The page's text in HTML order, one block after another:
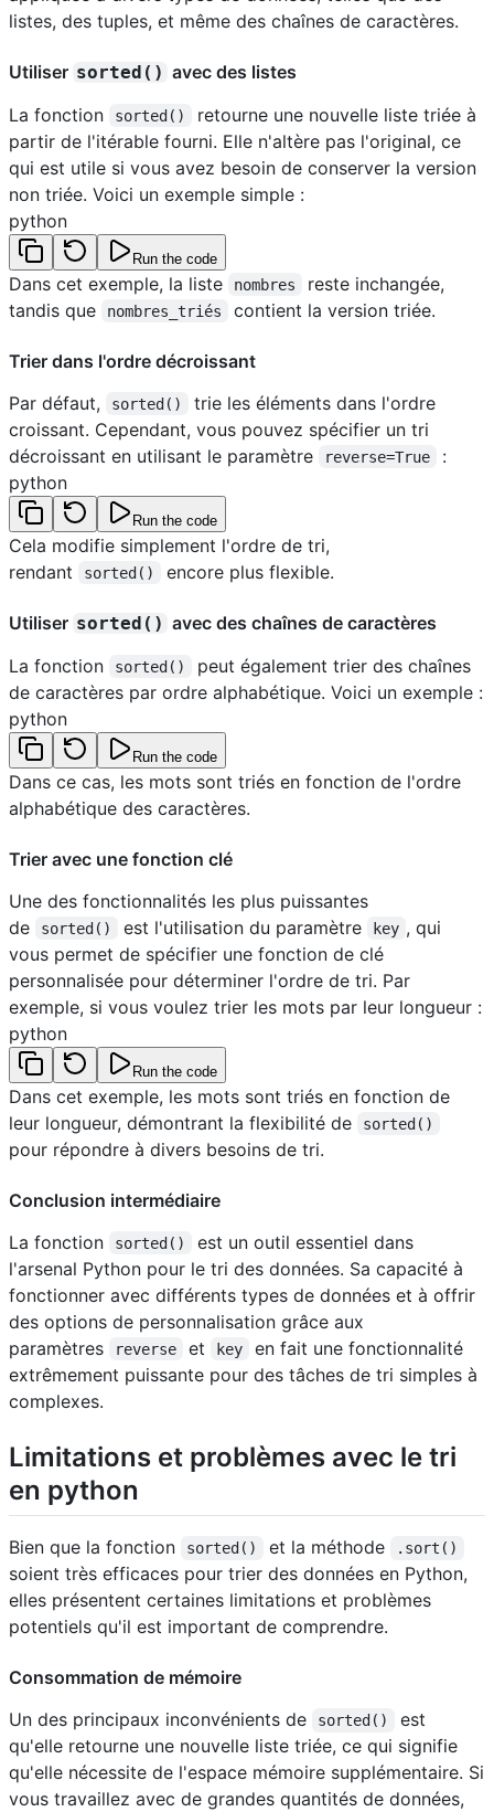
listes, des tuples, et même des chaînes de caractères.
Utiliser sorted() avec des listes
La fonction
sorted()
retourne une nouvelle liste triée à
partir de l'itérable fourni. Elle n'altère pas l'original, ce
qui est utile si vous avez besoin de conserver la version
non triée. Voici un exemple simple :
python
Run the code
Dans cet exemple, la liste nombres
reste inchangée,
tandis que
nombres_triés contient la version triée.
Trier dans l'ordre décroissant
Par défaut,
sorted()
trie les éléments dans l'ordre
croissant. Cependant, vous pouvez spécifier un tri
décroissant en utilisant le paramètre
reverse=True
:
python
Run the code
Cela modifie simplement l'ordre de tri,
rendant
sorted() encore plus flexible.
Utiliser sorted() avec des chaînes de caractères
La fonction
sorted()
peut également trier des chaînes
de caractères par ordre alphabétique. Voici un exemple :
python
Run the code
Dans ce cas, les mots sont triés en fonction de l'ordre
alphabétique des caractères.
Trier avec une fonction clé
Une des fonctionnalités les plus puissantes
de
sorted() est l'utilisation du paramètre key , qui
vous permet de spécifier une fonction de clé
personnalisée pour déterminer l'ordre de tri. Par
exemple, si vous voulez trier les mots par leur longueur :
python
Run the code
Dans cet exemple, les mots sont triés en fonction de
leur longueur, démontrant la flexibilité de
sorted()
pour répondre à divers besoins de tri.
Conclusion intermédiaire
La fonction
sorted()
est un outil essentiel dans
l'arsenal Python pour le tri des données. Sa capacité à
fonctionner avec différents types de données et à offrir
des options de personnalisation grâce aux
paramètres
reverse et key
en fait une fonctionnalité
extrêmement puissante pour des tâches de tri simples à
complexes.
Limitations et problèmes avec le tri
en python
Bien que la fonction sorted() et la méthode .sort()
soient très efficaces pour trier des données en Python,
elles présentent certaines limitations et problèmes
potentiels qu'il est important de comprendre.
Consommation de mémoire
Un des principaux inconvénients de
sorted()
est
qu'elle retourne une nouvelle liste triée, ce qui signifie
qu'elle nécessite de l'espace mémoire supplémentaire. Si
vous travaillez avec de grandes quantités de données,